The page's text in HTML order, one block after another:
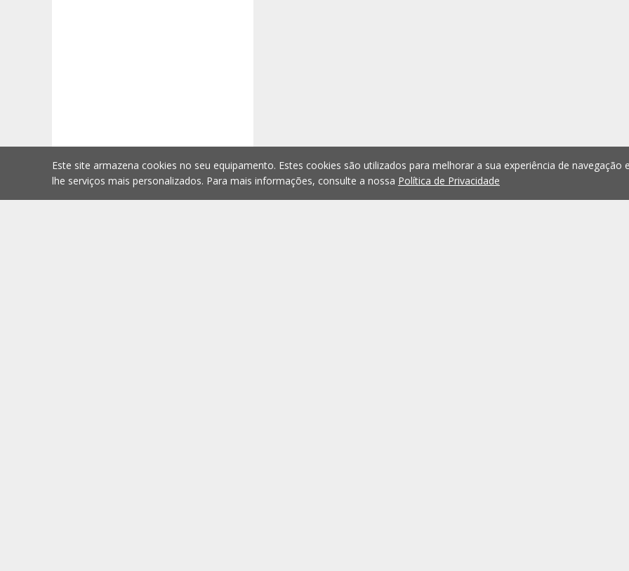
Este site armazena cookies no seu equipamento. Estes cookies são utilizados para melhorar a sua experiência de navegação
lhe serviços mais personalizados. Para mais informações, consulte a nossa Política de Privacidade